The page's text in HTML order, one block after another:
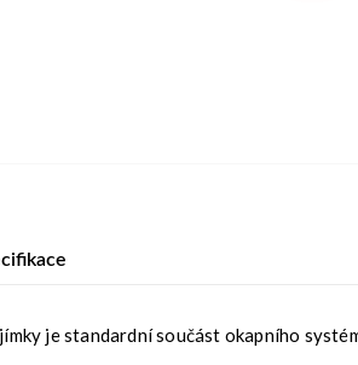
je standardní součást okapního